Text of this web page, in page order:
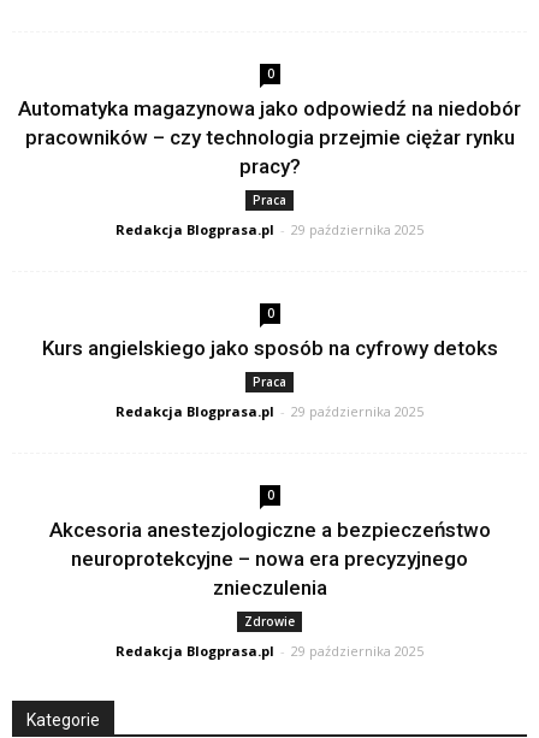
0
Automatyka magazynowa jako odpowiedź na niedobór
pracowników – czy technologia przejmie ciężar rynku
pracy?
Praca
Redakcja Blogprasa.pl - 29 października 2025
0
Kurs angielskiego jako sposób na cyfrowy detoks
Praca
Redakcja Blogprasa.pl - 29 października 2025
0
Akcesoria anestezjologiczne a bezpieczeństwo
neuroprotekcyjne – nowa era precyzyjnego
znieczulenia
Zdrowie
Redakcja Blogprasa.pl - 29 października 2025
Kategorie